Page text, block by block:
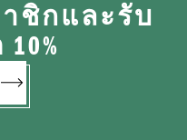
ชิกและรับ